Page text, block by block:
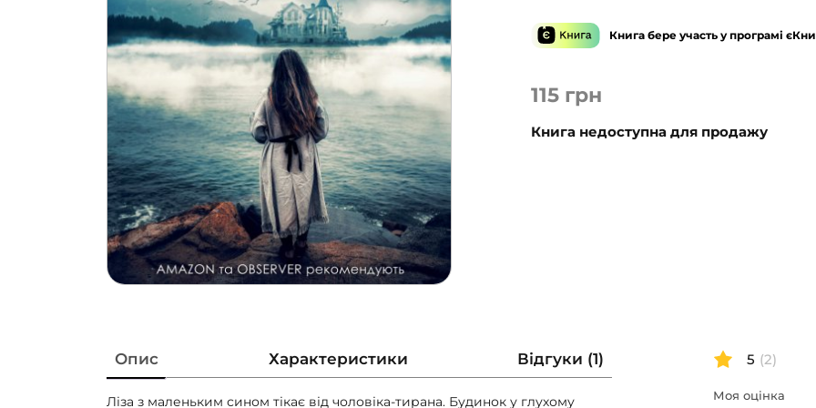
115 грн
Книга недоступна для продажу
Книга бере участь у програмі
Опис Характеристики Відгуки (1)
Ліза з маленьким сином тікає від чоловіка-тирана. Будинок у глухому
5 (2)
Моя оцінка